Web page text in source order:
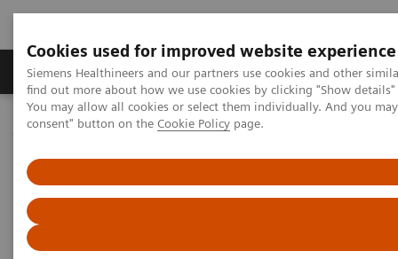
Cookies used for improved website experience
Siemens Healthineers and our partners use cookies and other
find out more about how we use cookies by clicking "Show
You may allow all cookies or select them individually. And you
consent" button on the Cookie Policy page.
Продукція та сервіси Клінічні галузі
Домашня
Медична візуалізація
Molecular Imaging Clinical Corner
Scientific Presentations
Expanded SPECT/CT integration into clinical nuclear medicine
Expanded SPECT/CT integration